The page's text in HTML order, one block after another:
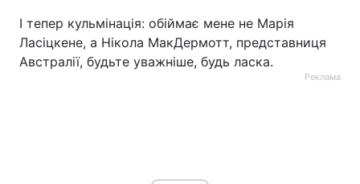
І тепер кульмінація: обіймає мене не Марія
Ласіцкене, а Нікола МакДермотт, представниця
Австралії, будьте уважніше, будь ласка.
Реклама